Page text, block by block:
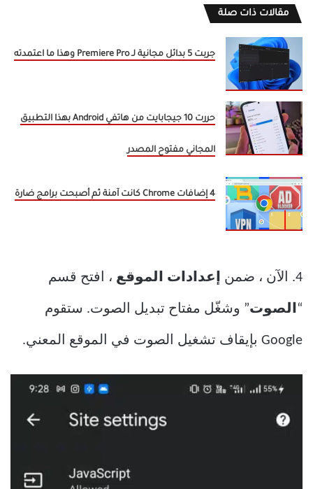
مقالات ذات صلة
جربت 5 بدائل مجانية لـ Premiere Pro وهذا ما اعتمدته
حررت 10 جيجابايت من هاتفي Android بهذا التطبيق
المجاني مفتوح المصدر
4 إضافات Chrome كانت آمنة ثم أصبحت برامج ضارة
4. الآن ، ضمن إعدادات الموقع ، افتح قسم
“ الصوت” وشغّل مفتاح تبديل الصوت. ستقوم
Google بإيقاف تشغيل الصوت في الموقع المعني.